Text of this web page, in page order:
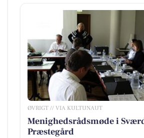
ØVRIGT // VIA KULTUNAUT
Menighedsrådsmøde i
Præstegård